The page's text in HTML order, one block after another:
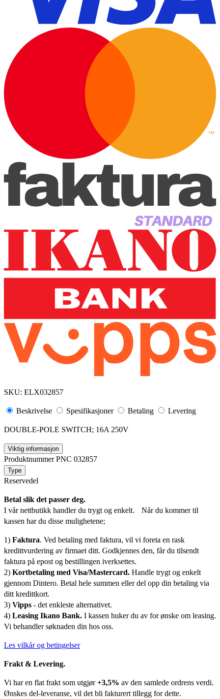
SKU: ELX032857
Beskrivelse Spesifikasjoner Betaling Levering
DOUBLE-POLE SWITCH; 16A 250V
Viktig informasjon
Produktnummer PNC 032857
Type
Reservedel
Betal slik det passer deg.
I vår nettbutikk handler du trygt og enkelt. Når du kommer til
kassen har du disse mulighetene;
1) Faktura. Ved betaling med faktura, vil vi foreta en rask
kredittvurdering av firmaet ditt. Godkjennes den, får du tilsendt
faktura på epost og bestillingen iverksettes.
2) Kortbetaling med Visa/Mastercard. Handle trygt og enkelt
gjennom Dintero. Betal hele summen eller del opp din betaling via
ditt kredittkort.
3) Vipps - det enkleste alternativet.
4) Leasing Ikano Bank. I kassen huker du av for ønske om leasing.
Vi behandler søknaden din hos oss.
Les vilkår og betingelser
Frakt & Levering.
Vi har en flat frakt som utgjør+3,5% av den samlede ordrens verdi.
Ønskes del-leveranse, vil det bli fakturert tillegg for dette.